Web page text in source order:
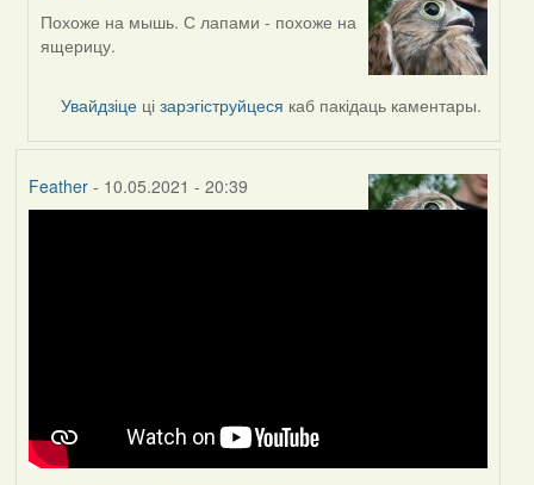
In
reply
Похоже на мышь. С лапами - похоже на
ящерицу.
Увайдзіце цізарэгіструйцеся каб пакідаць каментары.
Feather- 10.05.2021 - 20:39